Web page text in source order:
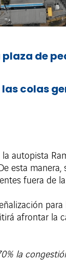
plaza de
colas
autopista
esta
fuera de
afrontar la
la